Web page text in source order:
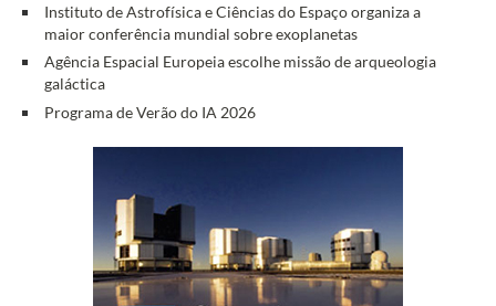
Instituto de Astrofísica e Ciências do Espaço organiza a
maior conferência mundial sobre exoplanetas
Agência Espacial Europeia escolhe missão de arqueologia
galáctica
Programa de Verão do IA 2026